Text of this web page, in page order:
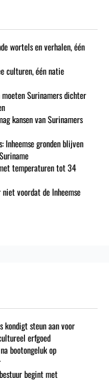
wortels en verhalen, één
culturen, één natie
moeten Surinamers dichter
kansen van Surinamers
Inheemse gronden blijven
temperaturen tot 34
voordat de Inheemse
kondigt steun aan voor
erfgoed
bootongeluk op
begint met